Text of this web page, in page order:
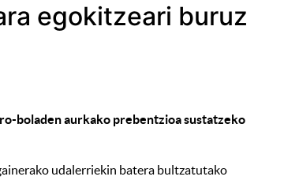
egokitzeari buruz
boladen aurkako prebentzioa sustatzeko
udalerriekin batera bultzatutako